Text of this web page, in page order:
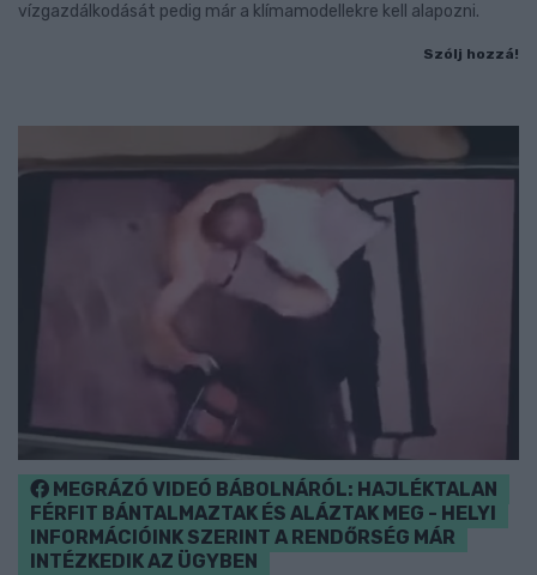
vízgazdálkodását pedig már a klímamodellekre kell alapozni.
Szólj hozzá!
MEGRÁZÓ VIDEÓ BÁBOLNÁRÓL: HAJLÉKTALAN
FÉRFIT BÁNTALMAZTAK ÉS ALÁZTAK MEG - HELYI
INFORMÁCIÓINK SZERINT A RENDŐRSÉG MÁR
INTÉZKEDIK AZ ÜGYBEN